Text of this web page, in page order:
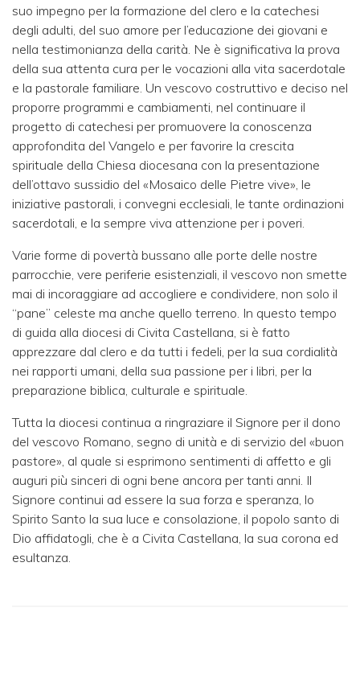
suo impegno per la formazione del clero e la catechesi
degli adulti, del suo amore per l’educazione dei giovani e
nella testimonianza della carità. Ne è significativa la prova
della sua attenta cura per le vocazioni alla vita sacerdotale
e la pastorale familiare. Un vescovo costruttivo e deciso nel
proporre programmi e cambiamenti, nel continuare il
progetto di catechesi per promuovere la conoscenza
approfondita del Vangelo e per favorire la crescita
spirituale della Chiesa diocesana con la presentazione
dell’ottavo sussidio del «Mosaico delle Pietre vive», le
iniziative pastorali, i convegni ecclesiali, le tante ordinazioni
sacerdotali, e la sempre viva attenzione per i poveri.
Varie forme di povertà bussano alle porte delle nostre
parrocchie, vere periferie esistenziali, il vescovo non smette
mai di incoraggiare ad accogliere e condividere, non solo il
“pane” celeste ma anche quello terreno. In questo tempo
di guida alla diocesi di Civita Castellana, si è fatto
apprezzare dal clero e da tutti i fedeli, per la sua cordialità
nei rapporti umani, della sua passione per i libri, per la
preparazione biblica, culturale e spirituale.
Tutta la diocesi continua a ringraziare il Signore per il dono
del vescovo Romano, segno di unità e di servizio del «buon
pastore», al quale si esprimono sentimenti di affetto e gli
auguri più sinceri di ogni bene ancora per tanti anni. Il
Signore continui ad essere la sua forza e speranza, lo
Spirito Santo la sua luce e consolazione, il popolo santo di
Dio affidatogli, che è a Civita Castellana, la sua corona ed
esultanza.